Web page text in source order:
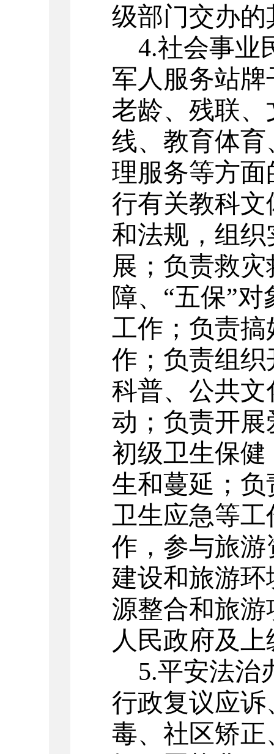
级部门交办
4.社会事业
军人服务站
老龄、残联
线、教育体
理服务等方
行有关教科文
和法规，组
展；负责救
障、“五保”
工作；负责
作；负责组
科普、公共
动；负责开
初级卫生保
生和蔓延；
卫生应急等
作，参与旅
建设和旅游
源整合和旅
人民政府及
5.平安法治
行政复议应
毒、社区矫